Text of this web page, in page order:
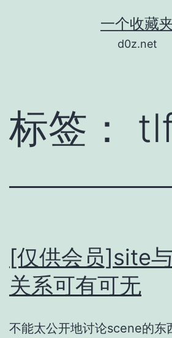
一个收藏夹
d0z.net
标签：
[仅供会员]site
关系可有可无
不能太公开地讨论scene的东